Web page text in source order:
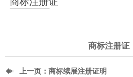
商标注册证
 上一页： 商标续展注册证明